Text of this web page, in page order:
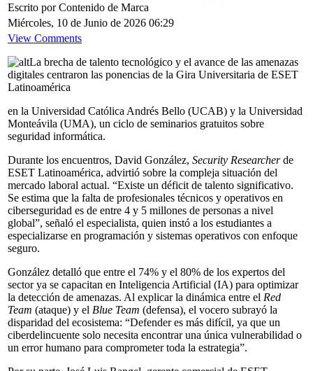
Escrito por Contenido de Marca
Miércoles, 10 de Junio de 2026 06:29
View Comments
La brecha de talento tecnológico y el avance de las amenazas
digitales centraron las ponencias de la Gira Universitaria de ESET
Latinoamérica
en la Universidad Católica Andrés Bello (UCAB) y la Universidad
Monteávila (UMA), un ciclo de seminarios gratuitos sobre
seguridad informática.
Durante los encuentros, David González, Security Researcherde
ESET Latinoamérica, advirtió sobre la compleja situación del
mercado laboral actual. “Existe un déficit de talento significativo.
Se estima que la falta de profesionales técnicos y operativos en
ciberseguridad es de entre 4 y 5 millones de personas a nivel
global”, señaló el especialista, quien instó a los estudiantes a
especializarse en programación y sistemas operativos con enfoque
seguro.
González detalló que entre el 74% y el 80% de los expertos del
sector ya se capacitan en Inteligencia Artificial (IA) para optimizar
la detección de amenazas. Al explicar la dinámica entre el Red
Team (ataque) y el Blue Team (defensa), el vocero subrayó la
disparidad del ecosistema: “Defender es más difícil, ya que un
ciberdelincuente solo necesita encontrar una única vulnerabilidad o
un error humano para comprometer toda la estrategia”.